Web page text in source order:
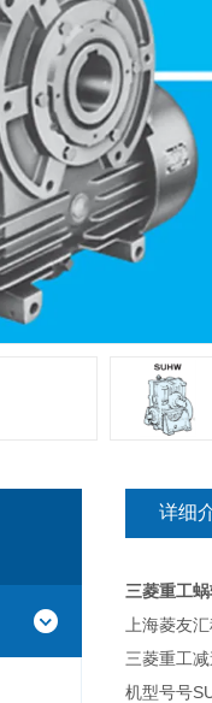
详细
三菱重工
上海菱友
三菱重工
机型号号